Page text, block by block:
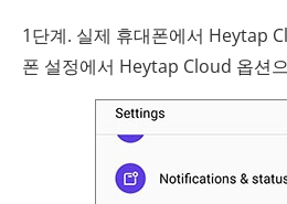
1단계. 실제 휴대폰에서 Heytap
폰 설정에서 Heytap Cloud 옵션